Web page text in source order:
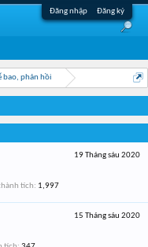
Đăng nhập Đăng ký
bao, phản hồi
19 Tháng sáu 2020
tích: 1,997
15 Tháng sáu 2020